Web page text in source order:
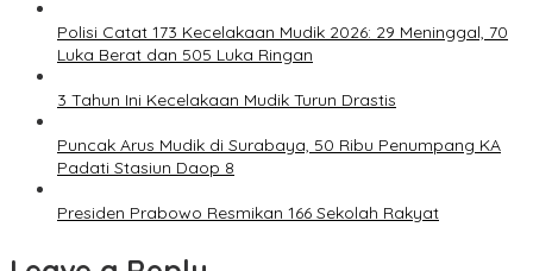
Polisi Catat 173 Kecelakaan Mudik 2026: 29 Meninggal, 70
Luka Berat dan 505 Luka Ringan
3 Tahun Ini Kecelakaan Mudik Turun Drastis
Puncak Arus Mudik di Surabaya, 50 Ribu Penumpang KA
Padati Stasiun Daop 8
Presiden Prabowo Resmikan 166 Sekolah Rakyat